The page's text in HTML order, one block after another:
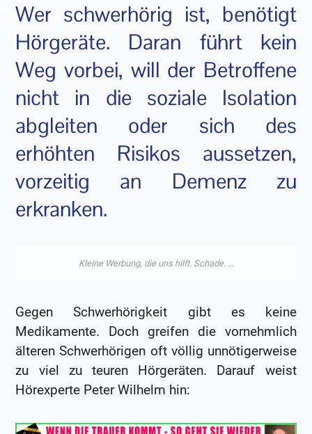
Wer schwerhörig ist, benötigt
Hörgeräte. Daran führt kein
Weg vorbei, will der Betroffene
nicht in die soziale Isolation
abgleiten oder sich des
erhöhten Risikos aussetzen,
vorzeitig an Demenz zu
erkranken.
Gegen Schwerhörigkeit gibt es keine
Medikamente. Doch greifen die vornehmlich
älteren Schwerhörigen oft völlig unnötigerweise
zu viel zu teuren Hörgeräten. Darauf weist
Hörexperte Peter Wilhelm hin: